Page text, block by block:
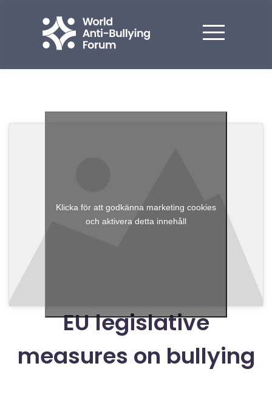
Klicka för att godkänna marketing cookies
och aktivera detta innehåll
EU legislative
measures on bullying